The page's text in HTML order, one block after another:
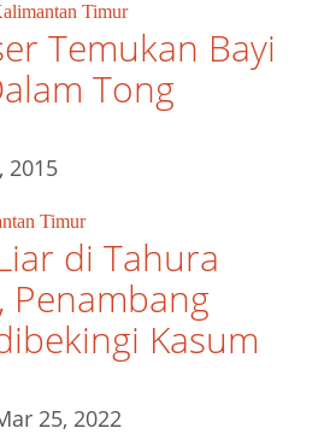
Timur
Temukan Bayi
Tong
2015
Timur
di Tahura
Penambang
Kasum
25, 2022